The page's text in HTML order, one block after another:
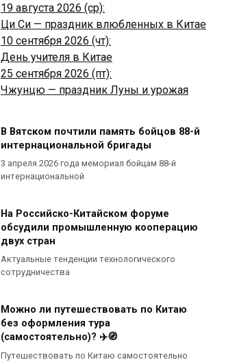
19 августа 2026 (ср):
Ци Си — праздник влюбленных в Китае
10 сентября 2026 (чт):
День учителя в Китае
25 сентября 2026 (пт):
Чжунцю — праздник Луны и урожая
В Вятском почтили память бойцов 88-й
интернациональной бригады
3 апреля 2026 года мемориал бойцам 88-й
интернациональной
На Российско-Китайском форуме
обсудили промышленную кооперацию
двух стран
Актуальные тенденции технологического
сотрудничества
Можно ли путешествовать по Китаю
без оформления тура
(самостоятельно)? ✈️🧭
Путешествовать по Китаю самостоятельно